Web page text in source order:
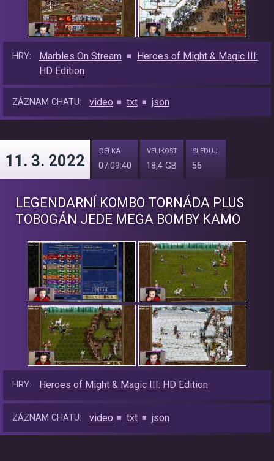
HRY: Marbles On Stream
Heroes of Might & Magic III:
HD Edition
ZÁZNAM CHATU: video txt json
11. 3. 2022
DÉLKA
07:09:40
VELIKOST
18,4 GB
SLEDUJ.
56
LEGENDARNÍ KOMBO TORNÁDA PLUS
TOBOGÁN JEDE MEGA BOMBY KAMO
HRY: Heroes of Might & Magic III: HD Edition
ZÁZNAM CHATU: video txt json